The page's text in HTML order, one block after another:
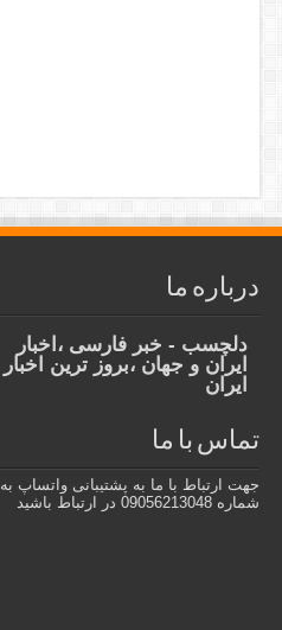
درباره ما
دلچسب - خبر فارسی ،اخبار
ایران و جهان ،بروز ترین اخبار
ایران
تماس با ما
جهت ارتباط با ما به پشتیبانی واتساپ به
شماره 09056213048 در ارتباط باشید